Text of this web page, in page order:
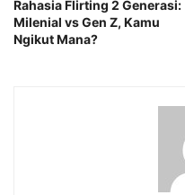
Rahasia Flirting 2 Generasi:
Milenial vs Gen Z, Kamu
Ngikut Mana?